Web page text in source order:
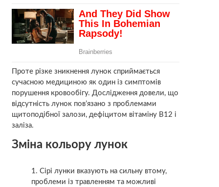
Проте різке зникнення лунок сприймається
сучасною медициною як один із симптомів
порушення кровообігу. Дослідження довели, що
відсутність лунок пов’язано з проблемами
щитоподібної залози, дефіцитом вітаміну В12 і
заліза.
Зміна кольору лунок
Сірі лунки вказують на сильну втому,
проблеми із травленням та можливі